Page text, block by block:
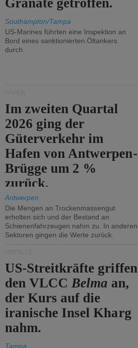
Granate getroffen.
Southampton/Tampa
US-Marines führten eine Inspektion an
Bord eines sanktionierten Öltankers
durch.
Im zweiten Quartal
2026 ging der
Güterverkehr im
Hafen von Antwerpen-
Brügge um 2 %
zurück.
Antwerpen
Die Mengen an Trockenmassengut
erholten sich und der Bestand an
Schienenfahrzeugen nahm zu. In anderen
Sektoren gingen die Werte zurück.
US-Streitkräfte griffen
den VLCCBelma an,
der Kurs auf die
iranische Insel Kharg
nahm.
Tampa